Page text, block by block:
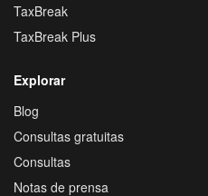
TaxBreak
TaxBreak Plus
Explorar
Blog
Consultas gratuitas
Consultas
Notas de prensa